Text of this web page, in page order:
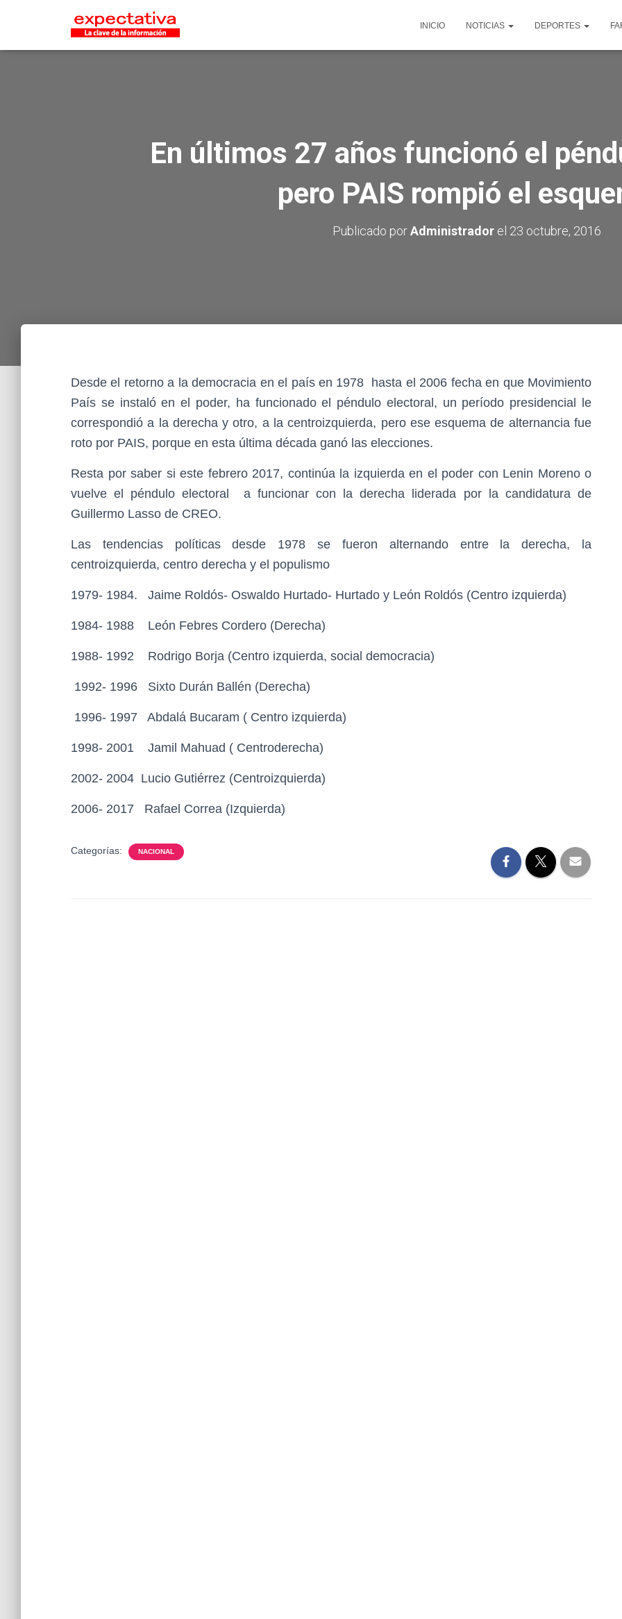
INICIO NOTICIAS DEPORTES
En últimos 27 años funcionó el
pero PAIS rompió el
Publicado porAdministradorel 23 octubre, 2016
Desde el retorno a la democracia en el país en 1978 hasta el 2006 fecha en que Movimiento
País se instaló en el poder, ha funcionado el péndulo electoral, un período presidencial le
correspondió a la derecha y otro, a la centroizquierda, pero ese esquema de alternancia fue
roto por PAIS, porque en esta última década ganó las elecciones.
Resta por saber si este febrero 2017, continúa la izquierda en el poder con Lenin Moreno o
vuelve el péndulo electoral a funcionar con la derecha liderada por la candidatura de
Guillermo Lasso de CREO.
Las tendencias políticas desde 1978 se fueron alternando entre la derecha, la
centroizquierda, centro derecha y el populismo
1979- 1984. Jaime Roldós- Oswaldo Hurtado- Hurtado y León Roldós (Centro izquierda)
1984- 1988 León Febres Cordero (Derecha)
1988- 1992 Rodrigo Borja (Centro izquierda, social democracia)
1992- 1996 Sixto Durán Ballén (Derecha)
1996- 1997 Abdalá Bucaram ( Centro izquierda)
1998- 2001 Jamil Mahuad ( Centroderecha)
2002- 2004 Lucio Gutiérrez (Centroizquierda)
2006- 2017 Rafael Correa (Izquierda)
Categorías: NACIONAL